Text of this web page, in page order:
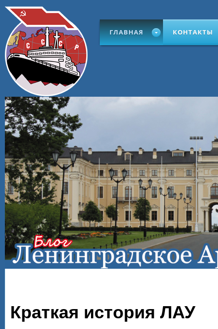
ГЛАВНАЯ КОНТАКТЫ
Краткая история ЛАУ